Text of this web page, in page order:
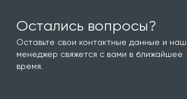
Остались вопросы?
Оставьте свои контактные данные и наш
менеджер свяжется с вами в ближайшее
время.